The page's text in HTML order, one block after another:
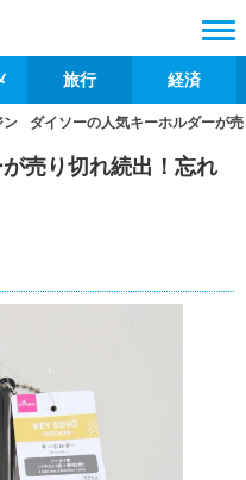
旅行 経済
ン ダイソーの人気キーホルダーが
売り切れ続出！忘れ